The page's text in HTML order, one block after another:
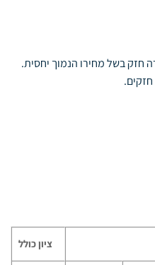
חזק בשל מחירו הנמוך יחסית.
ציון כולל